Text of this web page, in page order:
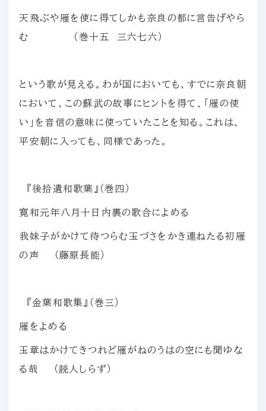
天飛ぶや雁を使に得てしかも奈良の都に言告げやら
む （巻十五 三六七六）
という歌が見える。わが国においても、すでに奈良朝
において、この蘇武の故事にヒントを得て、「雁の使
い」を音信の意味に使っていたことを知る。これは、
平安朝に入っても、同様であった。
『後拾遺和歌葉』（巻四）
寛和元年八月十日内裏の歌合によめる
我妹子がかけて待つらむ玉づさをかき連ねたる初雁
の声 （藤原長能）
『金葉和歌集』（巻三）
雁をよめる
玉章はかけてきつれど雁がねのうはの空にも聞ゆな
る哉 （読人しらず）